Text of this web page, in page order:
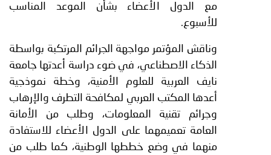
مع الدول الأعضاء بشأن الموعد المناسب
وناقش المؤتمر مواجهة الجرائم المرتكبة بواسطة
الذكاء الاصطناعي، في ضوء دراسة أعدتها جامعة
نايف العربية للعلوم الأمنية، وخطة نموذجية
أعدها المكتب العربي لمكافحة التطرف والإرهاب
وجرائم تقنية المعلومات، وطلب من الأمانة
العامة تعميمهما على الدول الأعضاء للاستفادة
منهما في وضع خططها الوطنية، كما طلب من